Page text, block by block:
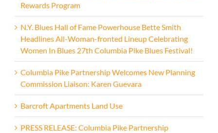
Rewards Program
N.Y. Blues Hall of Fame Powerhouse Bette Smith
Headlines All-Woman-fronted Lineup Celebrating
Women In Blues 27th Columbia Pike Blues Festival!
Columbia Pike Partnership Welcomes New Planning
Commission Liaison: Karen Guevara
Barcroft Apartments Land Use
PRESS RELEASE: Columbia Pike Partnership